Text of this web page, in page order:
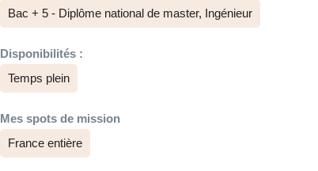
Bac + 5 - Diplôme national de master, Ingénieur
Disponibilités :
Temps plein
Mes spots de mission
France entière